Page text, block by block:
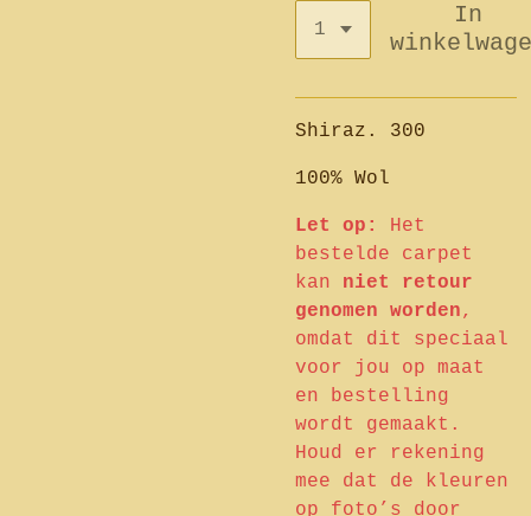
In
Shiraz. 300
100% Wol
Let op:
Het
bestelde carpet
kan niet retour
genomen worden,
omdat dit speciaal
voor jou op maat
en bestelling
wordt gemaakt.
Houd er rekening
mee dat de kleuren
op foto’s door